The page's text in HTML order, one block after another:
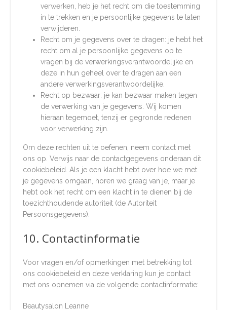
verwerken, heb je het recht om die toestemming
in te trekken en je persoonlijke gegevens te laten
verwijderen.
Recht om je gegevens over te dragen: je hebt het
recht om al je persoonlijke gegevens op te
vragen bij de verwerkingsverantwoordelijke en
deze in hun geheel over te dragen aan een
andere verwerkingsverantwoordelijke.
Recht op bezwaar: je kan bezwaar maken tegen
de verwerking van je gegevens. Wij komen
hieraan tegemoet, tenzij er gegronde redenen
voor verwerking zijn.
Om deze rechten uit te oefenen, neem contact met
ons op. Verwijs naar de contactgegevens onderaan dit
cookiebeleid. Als je een klacht hebt over hoe we met
je gegevens omgaan, horen we graag van je, maar je
hebt ook het recht om een klacht in te dienen bij de
toezichthoudende autoriteit (de Autoriteit
Persoonsgegevens).
10. Contactinformatie
Voor vragen en/of opmerkingen met betrekking tot
ons cookiebeleid en deze verklaring kun je contact
met ons opnemen via de volgende contactinformatie:
Beautysalon Leanne